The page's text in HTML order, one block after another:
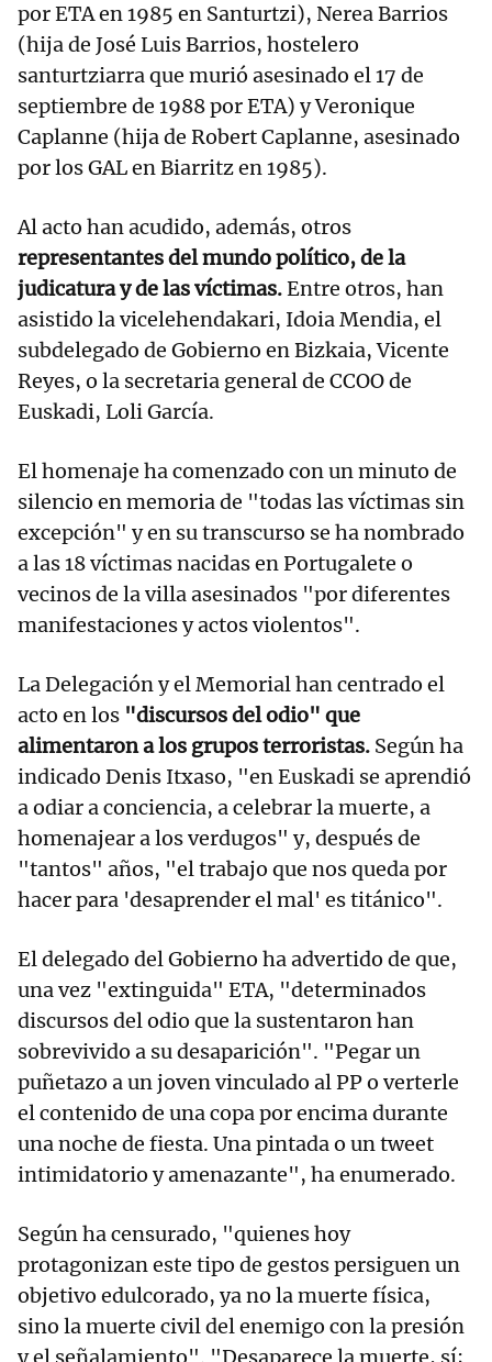
por ETA en 1985 en Santurtzi), Nerea Barrios
(hija de José Luis Barrios, hostelero
santurtziarra que murió asesinado el 17 de
septiembre de 1988 por ETA) y Veronique
Caplanne (hija de Robert Caplanne, asesinado
por los GAL en Biarritz en 1985).
Al acto han acudido, además, otros
representantes del mundo político, de la
judicatura y de las víctimas.Entre otros, han
asistido la vicelehendakari, Idoia Mendia, el
subdelegado de Gobierno en Bizkaia, Vicente
Reyes, o la secretaria general de CCOO de
Euskadi, Loli García.
El homenaje ha comenzado con un minuto de
silencio en memoria de "todas las víctimas sin
excepción" y en su transcurso se ha nombrado
a las 18 víctimas nacidas en Portugalete o
vecinos de la villa asesinados "por diferentes
manifestaciones y actos violentos".
La Delegación y el Memorial han centrado el
acto en los "discursos del odio" que
alimentaron a los grupos terroristas. Según ha
indicado Denis Itxaso, "en Euskadi se aprendió
a odiar a conciencia, a celebrar la muerte, a
homenajear a los verdugos" y, después de
"tantos" años, "el trabajo que nos queda por
hacer para 'desaprender el mal' es titánico".
El delegado del Gobierno ha advertido de que,
una vez "extinguida" ETA, "determinados
discursos del odio que la sustentaron han
sobrevivido a su desaparición". "Pegar un
puñetazo a un joven vinculado al PP o verterle
el contenido de una copa por encima durante
una noche de fiesta. Una pintada o un tweet
intimidatorio y amenazante", ha enumerado.
Según ha censurado, "quienes hoy
protagonizan este tipo de gestos persiguen un
objetivo edulcorado, ya no la muerte física,
sino la muerte civil del enemigo con la presión